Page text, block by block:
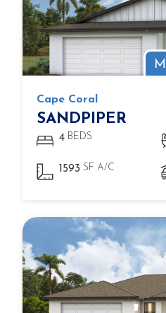
Cape Coral
SANDPIPER
4 BEDS
1593 SF A/C